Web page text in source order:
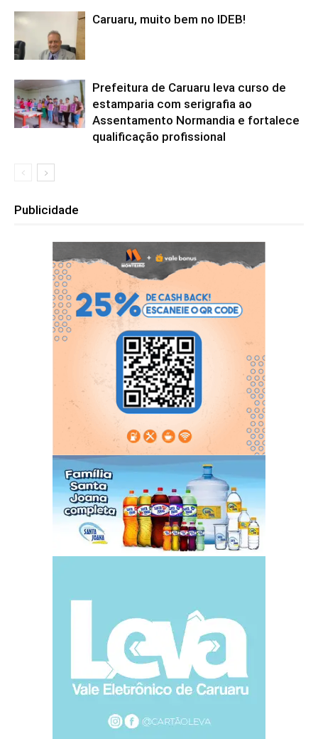
Caruaru, muito bem no IDEB!
Prefeitura de Caruaru leva curso de
estamparia com serigrafia ao
Assentamento Normandia e fortalece
qualificação profissional
Publicidade